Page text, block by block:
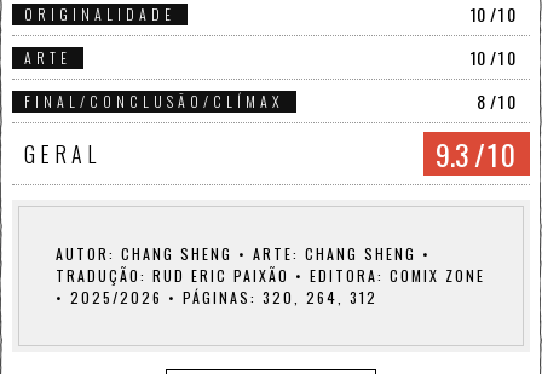
ORIGINALIDADE 10/10
ARTE 10/10
FINAL/CONCLUSÃO/CLÍMAX 8/10
GERAL 9.3/10
AUTOR: CHANG SHENG • ARTE: CHANG SHENG •
TRADUÇÃO: RUD ERIC PAIXÃO • EDITORA: COMIX ZONE
• 2025/2026 • PÁGINAS: 320, 264, 312